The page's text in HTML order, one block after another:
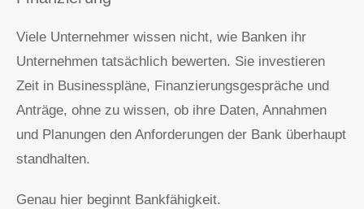
Viele Unternehmer wissen nicht, wie Banken ihr
Unternehmen tatsächlich bewerten. Sie investieren
Zeit in Businesspläne, Finanzierungsgespräche und
Anträge, ohne zu wissen, ob ihre Daten, Annahmen
und Planungen den Anforderungen der Bank überhaupt
standhalten.
Genau hier beginnt Bankfähigkeit.